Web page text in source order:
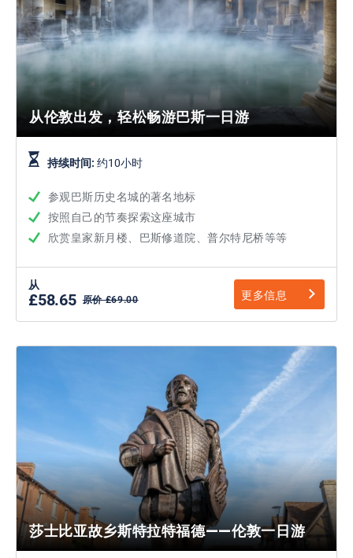
从伦敦出发，轻松畅游巴斯一日游
持续时间: 约10小时
参观巴斯历史名城的著名地标
按照自己的节奏探索这座城市
欣赏皇家新月楼、巴斯修道院、普尔特尼桥等等
从
£58.65 原价 £69.00 更多信息
莎士比亚故乡斯特拉特福德——伦敦一日游